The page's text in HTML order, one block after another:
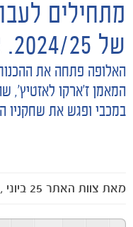
חדשות
מתחילים
של 2024/25. צפו
האלופה פתחה את
המאמן ז'ארקו לאזטיץ',
במכבי ופגש את שחקניו
מאת צוות האתר 25 ביוני , 2024